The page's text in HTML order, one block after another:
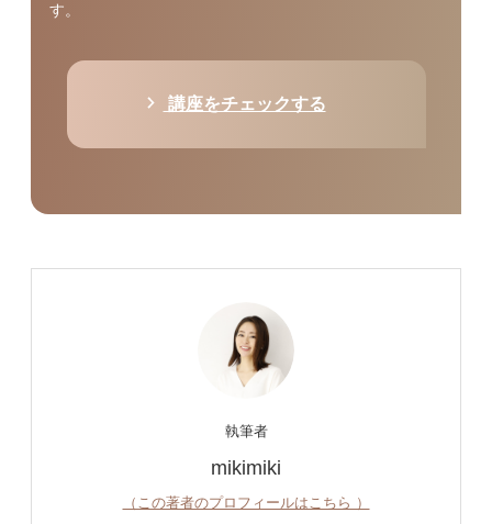
す。
講座をチェックする
執筆者
mikimiki
（この著者のプロフィールはこちら ）